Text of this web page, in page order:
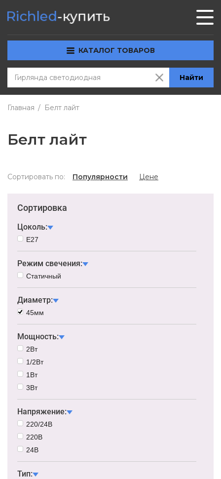
КАТАЛОГ ТОВАРОВ
Найти
Главная Белт лайт
Белт лайт
Сортировать по: Популярности Цене
Сортировка
Цоколь:
Е27
Режим свечения:
Статичный
Диаметр:
45мм
Мощность:
2Вт
1/2Вт
1Вт
3Вт
Напряжение:
220/24В
220В
24В
Тип: